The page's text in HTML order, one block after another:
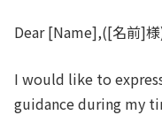
Dear [Name],([名前]
I would like to
guidance during my